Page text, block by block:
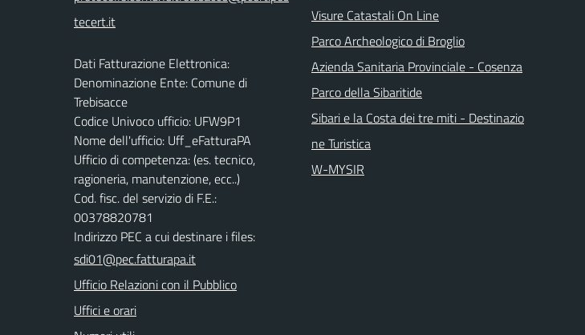
Dati Fatturazione Elettronica:
Denominazione Ente: Comune di
Trebisacce
Codice Univoco ufficio: UFW9P1
Nome dell'ufficio: Uff_eFatturaPA
Ufficio di competenza: (es. tecnico,
ragioneria, manutenzione, ecc..)
Cod. fisc. del servizio di F.E.:
00378820781
Indirizzo PEC a cui destinare i files:
sdi01@pec.fatturapa.it
Ufficio Relazioni con il Pubblico
Uffici e orari
Visure Catastali On Line
Parco Archeologico di Broglio
Azienda Sanitaria Provinciale - Cosenza
Parco della Sibaritide
Sibari e la Costa dei tre miti - Destinazio
ne Turistica
W-MYSIR